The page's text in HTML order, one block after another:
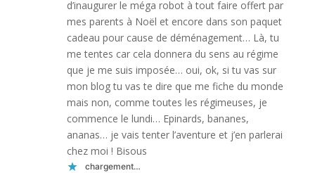
d’inaugurer le méga robot à tout faire offert par
mes parents à Noël et encore dans son paquet
cadeau pour cause de déménagement… Là, tu
me tentes car cela donnera du sens au régime
que je me suis imposée… oui, ok, si tu vas sur
mon blog tu vas te dire que me fiche du monde
mais non, comme toutes les régimeuses, je
commence le lundi… Epinards, bananes,
ananas… je vais tenter l’aventure et j’en parlerai
chez moi ! Bisous
chargement…